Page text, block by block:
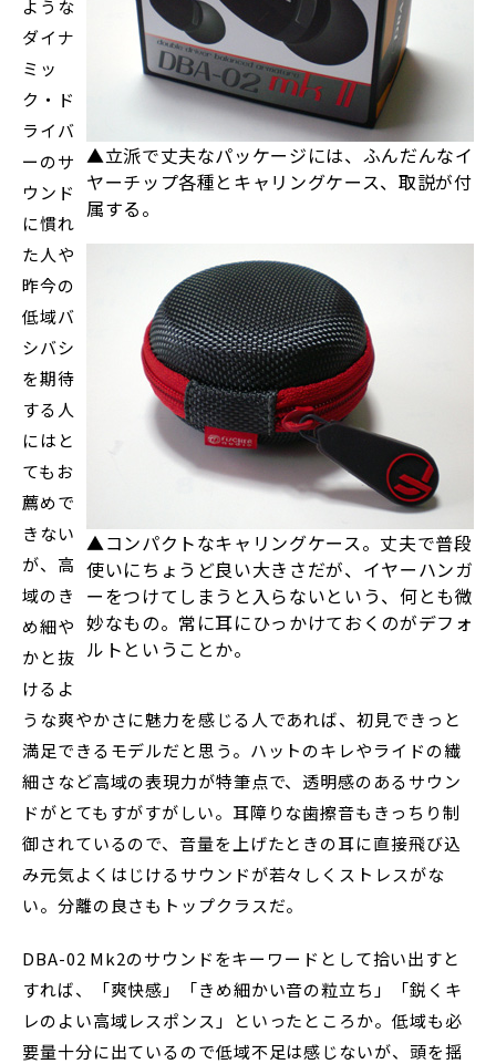
▲立派で丈夫なパッケージには、ふんだんなイ
ヤーチップ各種とキャリングケース、取説が付
属する。
▲コンパクトなキャリングケース。丈夫で普段
使いにちょうど良い大きさだが、イヤーハンガ
ーをつけてしまうと入らないという、何とも微
妙なもの。常に耳にひっかけておくのがデフォ
ルトということか。
ような
ダイナ
ミッ
ク・ド
ライバ
ーのサ
ウンド
に慣れ
た人や
昨今の
低域バ
シバシ
を期待
する人
にはと
てもお
薦めで
きない
が、高
域のき
め細や
かと抜
けるよ
うな爽やかさに魅力を感じる人であれば、初見できっと
満足できるモデルだと思う。ハットのキレやライドの繊
細さなど高域の表現力が特筆点で、透明感のあるサウン
ドがとてもすがすがしい。耳障りな歯擦音もきっちり制
御されているので、音量を上げたときの耳に直接飛び込
み元気よくはじけるサウンドが若々しくストレスがな
い。分離の良さもトップクラスだ。
DBA-02 Mk2のサウンドをキーワードとして拾い出すと
すれば、「爽快感」「きめ細かい音の粒立ち」「鋭くキ
レのよい高域レスポンス」といったところか。低域も必
要量十分に出ているので低域不足は感じないが、頭を揺